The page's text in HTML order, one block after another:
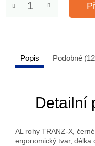
Popis Podobné
Detailní
AL rohy TRANZ-X,
ergonomický tvar, délka